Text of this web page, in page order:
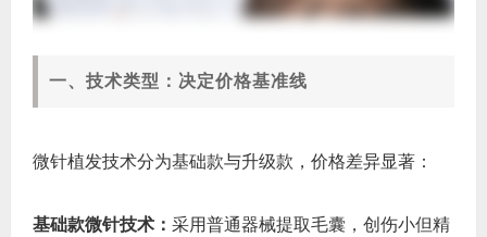
一、技术类型：决定价格基准线
微针植发技术分为基础款与升级款，价格差异显著：
基础款微针技术： 采用普通器械提取毛囊，创伤小但精